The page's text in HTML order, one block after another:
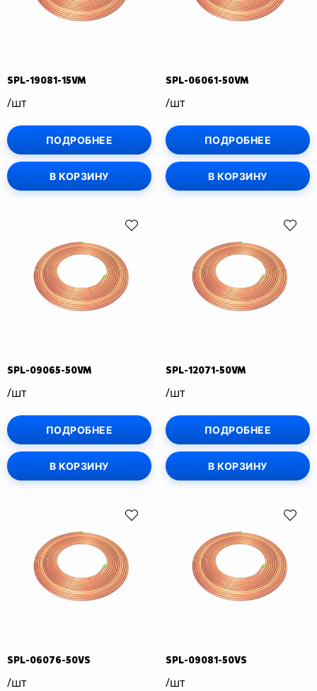
SPL-19081-15VM
/шт
ПОДРОБНЕЕ
В КОРЗИНУ
SPL-06061-50VM
/шт
ПОДРОБНЕЕ
В КОРЗИНУ
SPL-09065-50VM
/шт
ПОДРОБНЕЕ
В КОРЗИНУ
SPL-12071-50VM
/шт
ПОДРОБНЕЕ
В КОРЗИНУ
SPL-06076-50VS
/шт
SPL-09081-50VS
/шт